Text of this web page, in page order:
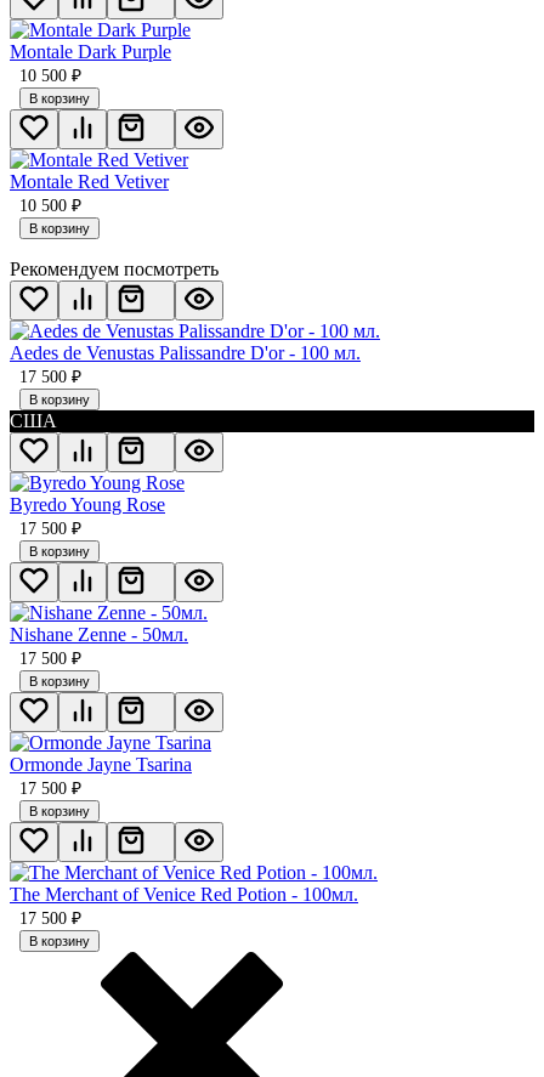
Montale Dark Purple
10 500 ₽
В корзину
Montale Red Vetiver
10 500 ₽
В корзину
Рекомендуем посмотреть
Aedes de Venustas Palissandre D'or - 100 мл.
17 500 ₽
В корзину
США
Byredo Young Rose
17 500 ₽
В корзину
Nishane Zenne - 50мл.
17 500 ₽
В корзину
Ormonde Jayne Tsarina
17 500 ₽
В корзину
The Merchant of Venice Red Potion - 100мл.
17 500 ₽
В корзину